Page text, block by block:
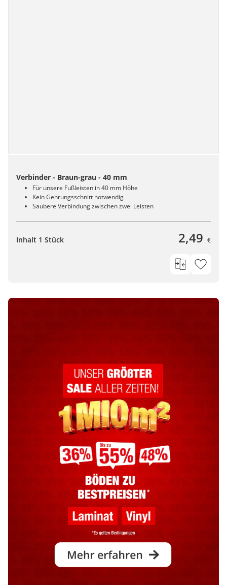
Verbinder - Braun-grau - 40 mm
Für unsere Fußleisten in 40 mm Höhe
Kein Gehrungsschnitt notwendig
Saubere Verbindung zwischen zwei Leisten
Inhalt 1 Stück 2,49 €